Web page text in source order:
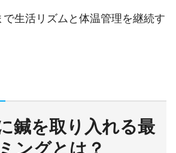
で生活リズムと体温管理を継続す
鍼を取り入れる最
ングとは？